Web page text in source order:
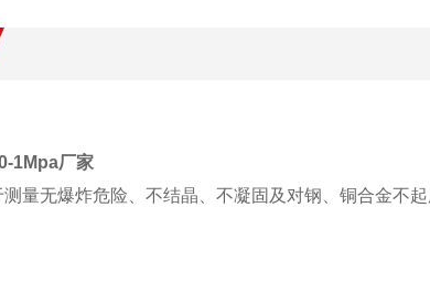
1Mpa厂家
量无爆炸危险、不结晶、不凝固及对钢、铜合金不